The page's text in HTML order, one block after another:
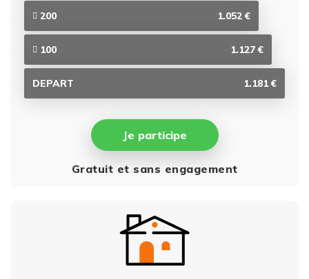
200 1.052 €
100 1.127 €
DEPART 1.181 €
Je participe
Gratuit et sans engagement